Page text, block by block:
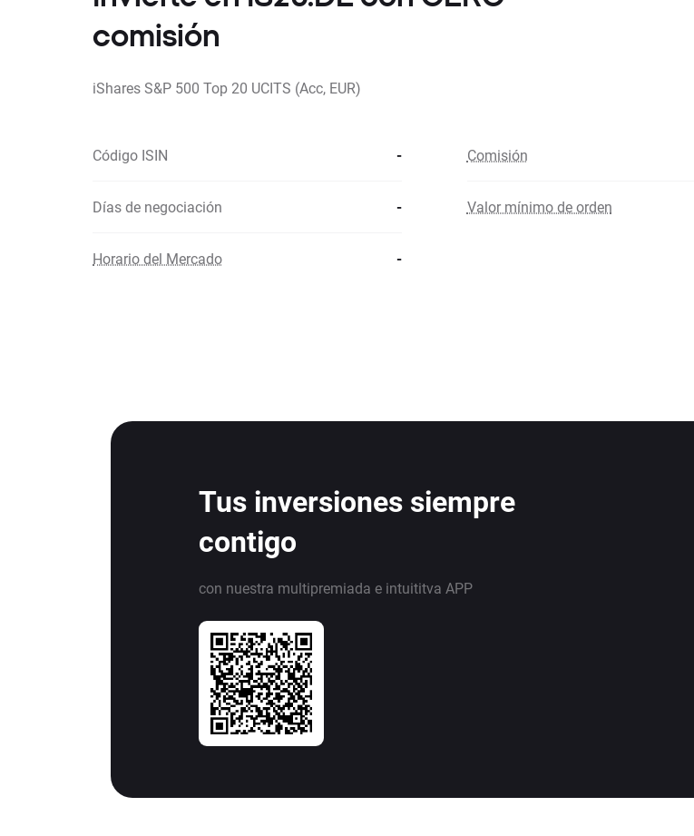
comisión
iShares S&P 500 Top 20 UCITS (Acc, EUR)
Código ISIN - Comisión
Días de negociación - Valor mínimo de orden
Horario del Mercado -
Tus inversiones siempre
contigo
con nuestra multipremiada e intuititva APP